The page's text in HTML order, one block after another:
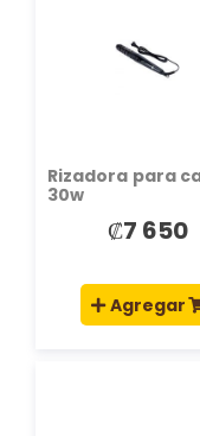
Rizadora para
30w
₡7 650
Agregar